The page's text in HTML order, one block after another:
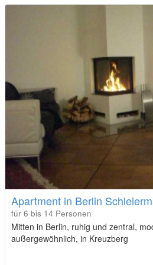
Apartment in Berlin
für 6 bis 14 Personen
Mitten in Berlin, ruhig und zentral,
außergewöhnlich, in Kreuzberg